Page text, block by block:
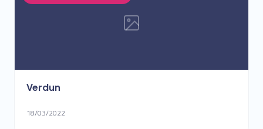
Verdun
18/03/2022